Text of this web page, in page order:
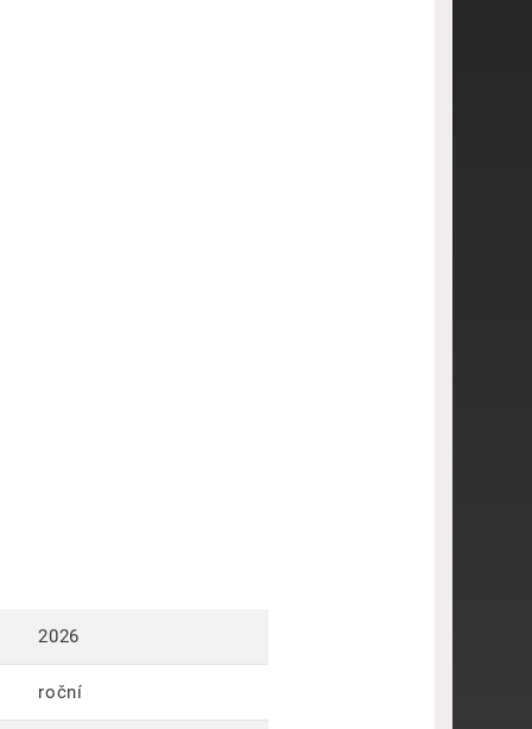
2026
roční